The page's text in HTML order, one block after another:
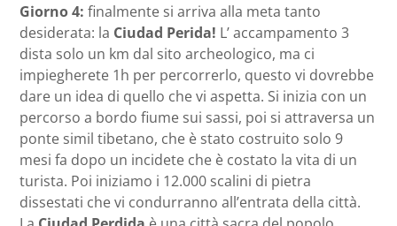
Giorno 4: finalmente si arriva alla meta tanto
desiderata: la Ciudad Perida! L’ accampamento 3
dista solo un km dal sito archeologico, ma ci
impiegherete 1h per percorrerlo, questo vi dovrebbe
dare un idea di quello che vi aspetta. Si inizia con un
percorso a bordo fiume sui sassi, poi si attraversa un
ponte simil tibetano, che è stato costruito solo 9
mesi fa dopo un incidete che è costato la vita di un
turista. Poi iniziamo i 12.000 scalini di pietra
dissestati che vi condurranno all’entrata della città.